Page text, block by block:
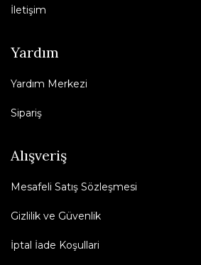
İletişim
Yardım
Yardım Merkezi
Sipariş
Alışveriş
Mesafeli Satış Sözleşmesi
Gizlilik ve Güvenlik
İptal İade Koşullari